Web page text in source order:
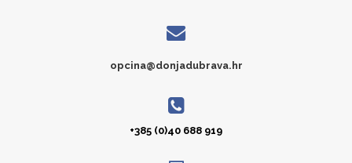
opcina@donjadubrava.hr
+385 (0)40 688 919